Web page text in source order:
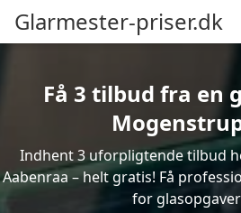
Glarmester-priser.dk
Få 3 tilbud fra en
Indhent 3 uforpligtende tilbud
Aabenraa – helt gratis! Få
for